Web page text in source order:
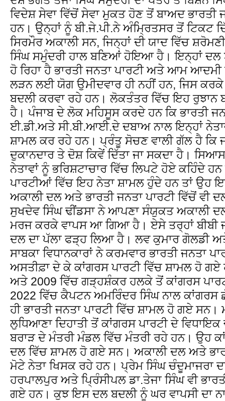
ਵਿਦੇਸ਼ ਸੇਵਾ ਵਿੱਚੋਂ ਸੇਵਾ ਮੁਕਤ ਹੋਣ ਤੋਂ ਬਾਅਦ ਭਾਰਤੀ
ਹਨ। ਉਨ੍ਹਾਂ ਨੂੰ ਬੀ.ਜੇ.ਪੀ.ਨੇ ਅੰਮ੍ਰਿਤਸਰ ਤੋਂ ਟਿਕਟ
ਸਿਰਮੌਰ ਅਕਾਲੀ ਸਨ, ਜਿਨ੍ਹਾਂ ਦੀ ਯਾਦ ਵਿੱਚ
ਸਿੰਘ ਸਮੁੰਦਰੀ ਹਾਲ ਬਣਿਆਂ ਹੋਇਆ ਹੈ। ਇਨ੍ਹਾਂ
ਹੋ ਰਿਹਾ ਹੈ ਭਾਰਤੀ ਜਨਤਾ ਪਾਰਟੀ ਅਤੇ ਆਮ
ਲੜਨ ਲਈ ਯੋਗ ਉਮੀਦਵਾਰ ਹੀ ਨਹੀਂ ਹਨ, ਜਿਸ
ਬਦਲੀ ਕਰਵਾ ਰਹੇ ਹਨ। ਲੋਕਤੰਤਰ ਵਿੱਚ ਇਹ ਰੁਝਾਨ
ਹੈ। ਪੰਜਾਬ ਦੇ ਲੋਕ ਮਹਿਸੂਸ ਕਰਦੇ ਹਨ ਕਿ ਭਾਰਤੀ
ਈ.ਡੀ.ਅਤੇ ਸੀ.ਬੀ.ਆਈ.ਦੇ ਦਬਾਅ ਨਾਲ ਇਨ੍ਹਾਂ
ਸ਼ਾਮਲ ਕਰ ਰਹੇ ਹਨ। ਪ੍ਰੰਤੂ ਸੋਚਣ ਵਾਲੀ ਗੱਲ ਹੈ ਕਿ
ਦੁਕਾਨਦਾਰ ਤੇ ਦੋਸ਼ ਕਿਵੇਂ ਦਿੱਤਾ ਜਾ ਸਕਦਾ ਹੈ।
ਨੇਤਾਵਾਂ ਨੂੰ ਭਰਿਸ਼ਟਾਚਾਰ ਵਿੱਚ ਲਿਪਟੇ ਹੋਏ ਕਹਿੰਦੇ
ਪਾਰਟੀਆਂ ਵਿੱਚ ਇਹ ਨੇਤਾ ਸ਼ਾਮਲ ਹੁੰਦੇ ਹਨ ਤਾਂ ਉਹ
ਅਕਾਲੀ ਦਲ ਅਤੇ ਭਾਰਤੀ ਜਨਤਾ ਪਾਰਟੀ ਵਿੱਚੋਂ
ਸੁਖਦੇਵ ਸਿੰਘ ਢੀਂਡਸਾ ਨੇ ਆਪਣਾ ਸੰਯੁਕਤ ਅਕਾਲੀ
ਮਰਜ ਕਰਕੇ ਵਾਪਸ ਆ ਗਿਆ ਹੈ। ਏਸੇ ਤਰ੍ਹਾਂ ਬੀਬੀ
ਦਲ ਦਾ ਪੱਲਾ ਫੜ੍ਹ ਲਿਆ ਹੈ। ਲਵ ਕੁਮਾਰ ਗੋਲਡੀ
ਸਾਬਕਾ ਵਿਧਾਨਕਾਰਾਂ ਨੇ ਕਰਮਵਾਰ ਭਾਰਤੀ ਜਨਤਾ
ਅਸਤੀਫ਼ਾ ਦੇ ਕੇ ਕਾਂਗਰਸ ਪਾਰਟੀ ਵਿੱਚ ਸ਼ਾਮਲ ਹੋ
ਅਤੇ 2009 ਵਿੱਚ ਗੜ੍ਹਸ਼ੰਕਰ ਹਲਕੇ ਤੋਂ ਕਾਂਗਰਸ
2022 ਵਿੱਚ ਕੈਪਟਨ ਅਮਰਿੰਦਰ ਸਿੰਘ ਨਾਲ ਕਾਂਗਰਸ
ਹੀ ਭਾਰਤੀ ਜਨਤਾ ਪਾਰਟੀ ਵਿੱਚ ਸ਼ਾਮਲ ਹੋ ਗਏ ਸਨ।
ਲੁਧਿਆਣਾ ਦਿਹਾਤੀ ਤੋਂ ਕਾਂਗਰਸ ਪਾਰਟੀ ਦੇ
ਬਰਾੜ ਦੇ ਮੰਤਰੀ ਮੰਡਲ ਵਿੱਚ ਮੰਤਰੀ ਰਹੇ ਹਨ। ਉਹ
ਦਲ ਵਿੱਚ ਸ਼ਾਮਲ ਹੋ ਗਏ ਸਨ। ਅਕਾਲੀ ਦਲ ਅਤੇ
ਮੋਟੇ ਨੇਤਾ ਖਿਸਕ ਰਹੇ ਹਨ। ਪ੍ਰੇਮ ਸਿੰਘ ਚੰਦੂਮਾਜਰਾ
ਹਰਪਾਲਪੁਰ ਅਤੇ ਪ੍ਰਿੰਸੀਪਲ ਡਾ.ਤੇਜਾ ਸਿੰਘ ਵੀ
ਗਏ ਹਨ। ਕੁਝ ਇਸ ਦਲ ਬਦਲੀ ਨੂੰ ਘਰ ਵਾਪਸੀ ਦਾ